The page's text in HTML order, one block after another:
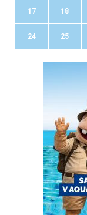
17 18
24 25